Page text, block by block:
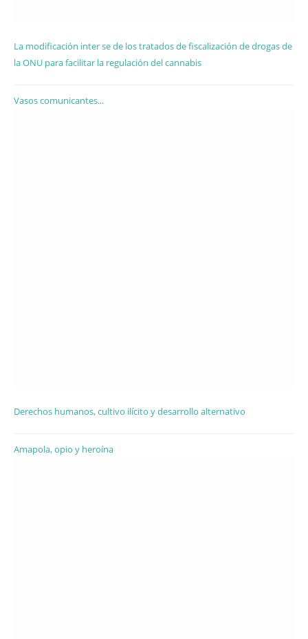
La modificación inter se de los tratados de fiscalización de drogas de
la ONU para facilitar la regulación del cannabis
Vasos comunicantes...
Derechos humanos, cultivo ilícito y desarrollo alternativo
Amapola, opio y heroína